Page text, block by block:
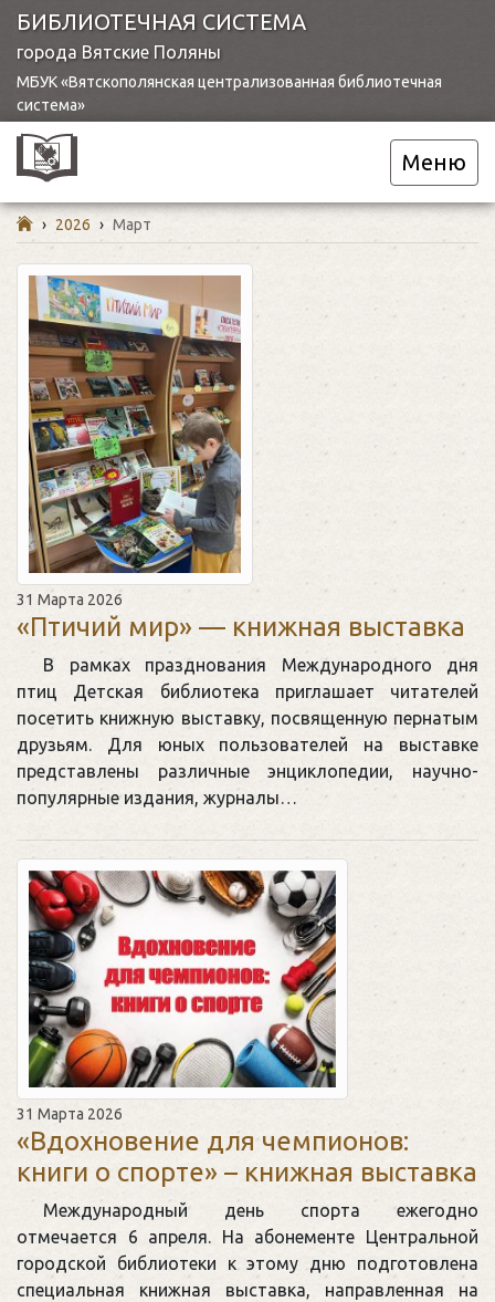
БИБЛИОТЕЧНАЯ СИСТЕМА
города Вятские Поляны
МБУК «Вятскополянская централизованная библиотечная
система»
Меню
› 2026 › Март
31 Марта 2026
«Птичий мир» — книжная выставка
В рамках празднования Международного дня
птиц Детская библиотека приглашает читателей
посетить книжную выставку, посвященную пернатым
друзьям. Для юных пользователей на выставке
представлены различные энциклопедии, научно-
популярные издания, журналы…
31 Марта 2026
«Вдохновение для чемпионов:
книги о спорте» – книжная выставка
Международный день спорта ежегодно
отмечается 6 апреля. На абонементе Центральной
городской библиотеки к этому дню подготовлена
специальная книжная выставка, направленная на